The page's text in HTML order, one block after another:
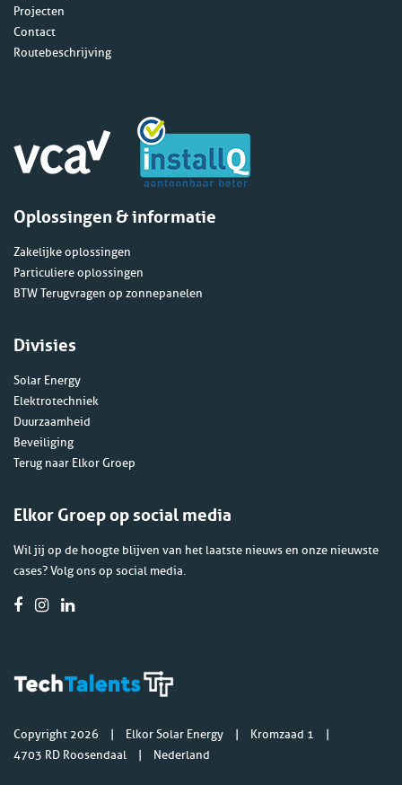
Projecten
Contact
Routebeschrijving
Oplossingen & informatie
Zakelijke oplossingen
Particuliere oplossingen
BTW Terugvragen op zonnepanelen
Divisies
Solar Energy
Elektrotechniek
Duurzaamheid
Beveiliging
Terug naar Elkor Groep
Elkor Groep op social media
Wil jij op de hoogte blijven van het laatste nieuws en onze nieuwste
cases? Volg ons op social media.
Copyright 2026 Elkor Solar Energy
Kromzaad 1
4703 RD Roosendaal
Nederland